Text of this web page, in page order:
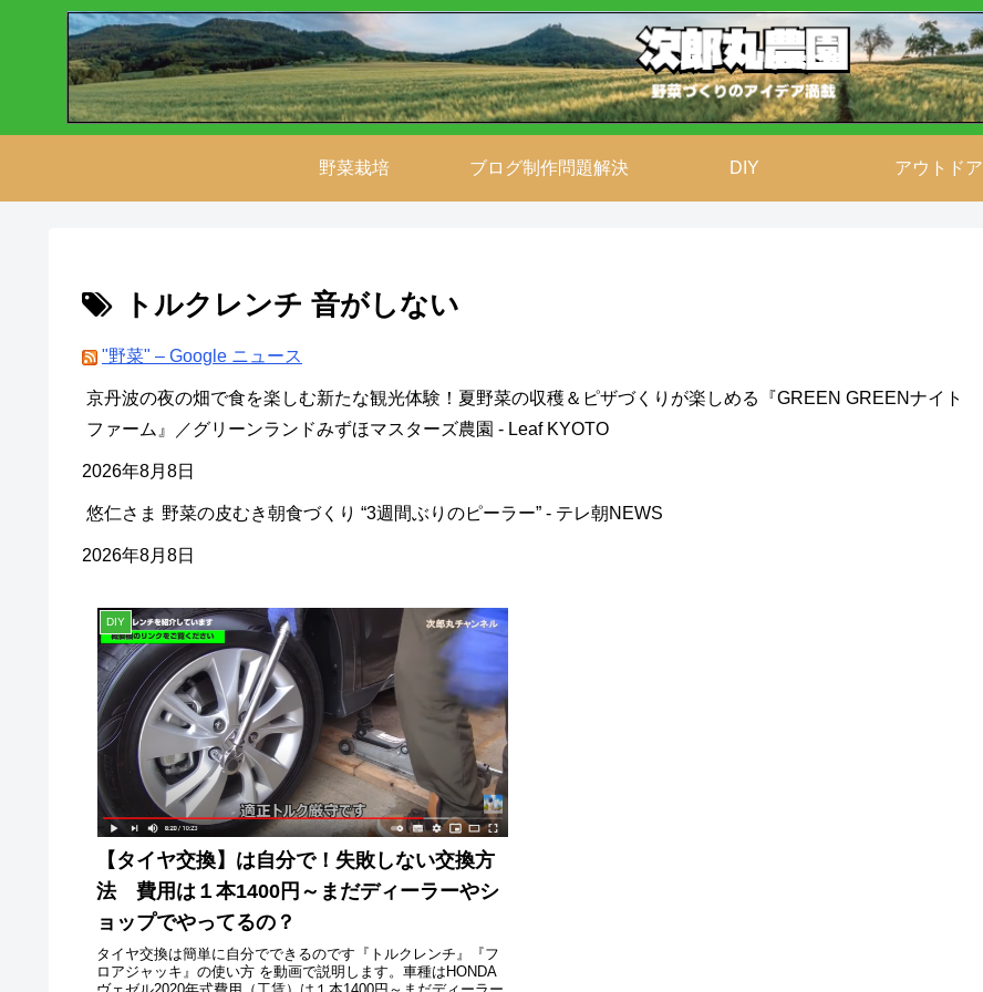
野菜栽培 ブログ制作問題解決 DIY アウトドア
トルクレンチ 音がしない
"野菜" – Google ニュース
京丹波の夜の畑で食を楽しむ新たな観光体験！夏野菜の収穫＆ピザづくりが楽しめる『GREEN GREENナイト
ファーム』／グリーンランドみずほマスターズ農園 - Leaf KYOTO
2026年8月8日
悠仁さま 野菜の皮むき朝食づくり “3週間ぶりのピーラー” - テレ朝NEWS
2026年8月8日
DIY
【タイヤ交換】は自分で！失敗しない交換方
法 費用は１本1400円～まだディーラーやシ
ョップでやってるの？
タイヤ交換は簡単に自分でできるのです『トルクレンチ』『フ
ロアジャッキ』の使い方 を動画で説明します。車種はHONDA